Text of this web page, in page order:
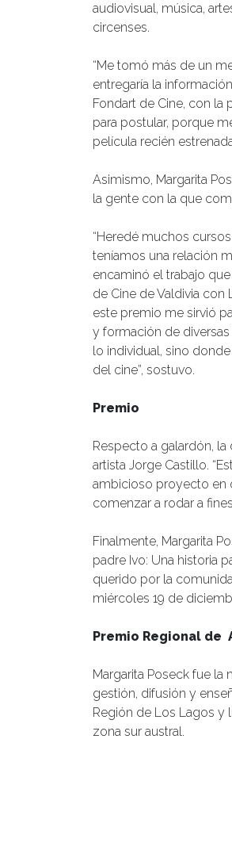
audiovisual, música,
circenses.
“Me tomó más de un
entregaría la
Fondart de Cine, con la
para postular, porque
película recién
Asimismo, Margarita
la gente con la que
“Heredé muchos
teníamos una relación
encaminó el trabajo
de Cine de Valdivia con
este premio me sirvió
y formación de
lo individual, sino
del cine”, sostuvo.
Premio
Respecto a galardón,
artista Jorge Castillo.
ambicioso proyecto en
comenzar a rodar a
Finalmente, Margarita
padre Ivo: Una historia
querido por la
miércoles 19 de
Premio Regional de
Margarita Poseck fue
gestión, difusión y
Región de Los Lagos y
zona sur austral.